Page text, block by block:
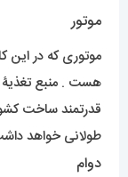
موتور
موتوری که در این
هست . منبع تغذیۀ
قدرتمند ساخت
طولانی خواهد
دوام